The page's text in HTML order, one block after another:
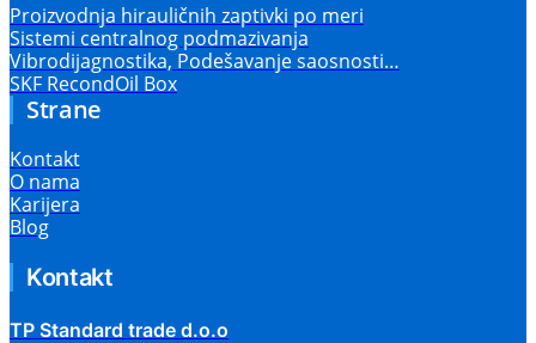
Proizvodnja hirauličnih zaptivki po meri
Sistemi centralnog podmazivanja
Vibrodijagnostika, Podešavanje saosnosti…
SKF RecondOil Box
Strane
Kontakt
O nama
Karijera
Blog
Kontakt
TP Standard trade d.o.o